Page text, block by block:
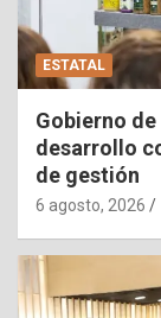
ESTATAL
Gobierno
desarrollo
de gestión
6 agosto, 2026